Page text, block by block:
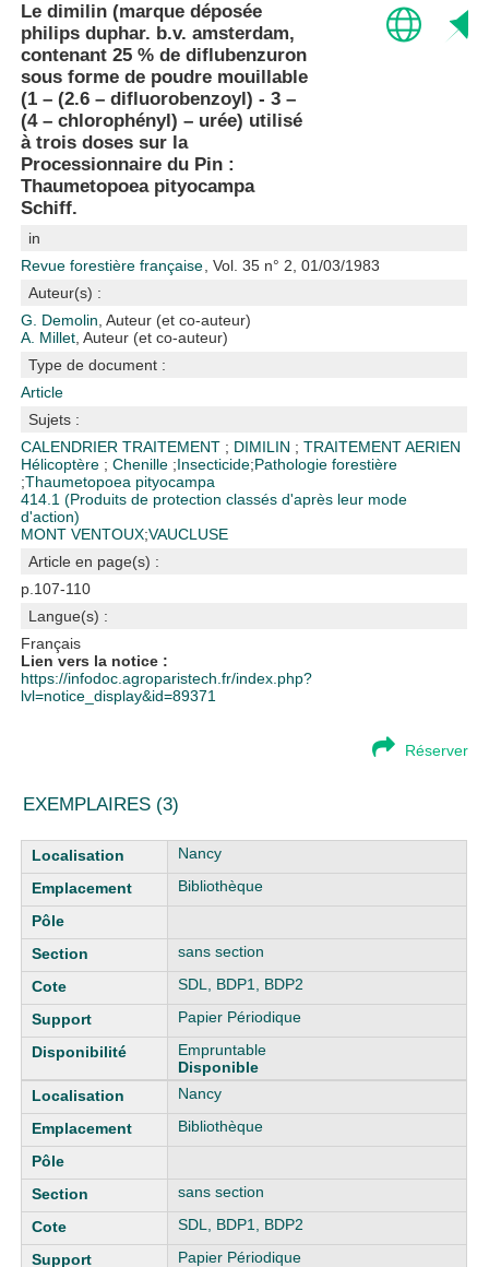
Le dimilin (marque déposée
philips duphar. b.v. amsterdam,
contenant 25 % de diflubenzuron
sous forme de poudre mouillable
(1 – (2.6 – difluorobenzoyl) - 3 –
(4 – chlorophényl) – urée) utilisé
à trois doses sur la
Processionnaire du Pin :
Thaumetopoea pityocampa
Schiff.
in
Revue forestière française , Vol. 35 n° 2, 01/03/1983
Auteur(s) :
G. Demolin , Auteur (et co-auteur)
A. Millet , Auteur (et co-auteur)
Type de document :
Article
Sujets :
CALENDRIER TRAITEMENT ; DIMILIN ;TRAITEMENT AERIEN
Hélicoptère ;Chenille ;Insecticide;Pathologie forestière
;Thaumetopoea pityocampa
414.1 (Produits de protection classés d'après leur mode
d'action)
MONT VENTOUX;VAUCLUSE
Article en page(s) :
p.107-110
Langue(s) :
Français
Lien vers la notice :
https://infodoc.agroparistech.fr/index.php?
lvl=notice_display&id=89371
Réserver
EXEMPLAIRES (3)
Liste des exemplaires
Nancy
Bibliothèque
sans section
SDL, BDP1, BDP2
Papier Périodique
Empruntable
Disponible
Nancy
Bibliothèque
sans section
SDL, BDP1, BDP2
Papier Périodique